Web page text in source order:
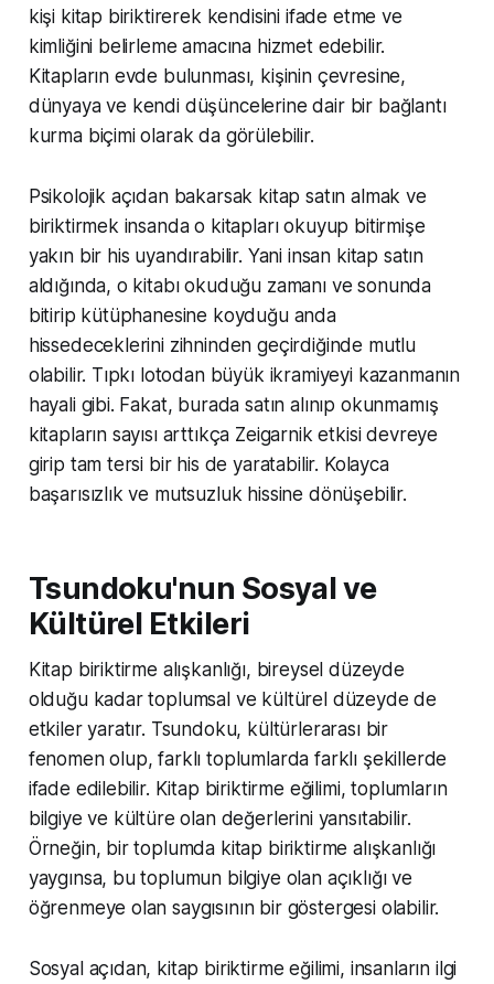
kişi kitap biriktirerek kendisini ifade etme ve
kimliğini belirleme amacına hizmet edebilir.
Kitapların evde bulunması, kişinin çevresine,
dünyaya ve kendi düşüncelerine dair bir bağlantı
kurma biçimi olarak da görülebilir.
Psikolojik açıdan bakarsak kitap satın almak ve
biriktirmek insanda o kitapları okuyup bitirmişe
yakın bir his uyandırabilir. Yani insan kitap satın
aldığında, o kitabı okuduğu zamanı ve sonunda
bitirip kütüphanesine koyduğu anda
hissedeceklerini zihninden geçirdiğinde mutlu
olabilir. Tıpkı lotodan büyük ikramiyeyi kazanmanın
hayali gibi. Fakat, burada satın alınıp okunmamış
kitapların sayısı arttıkça Zeigarnik etkisi devreye
girip tam tersi bir his de yaratabilir. Kolayca
başarısızlık ve mutsuzluk hissine dönüşebilir.
Tsundoku'nun Sosyal ve
Kültürel Etkileri
Kitap biriktirme alışkanlığı, bireysel düzeyde
olduğu kadar toplumsal ve kültürel düzeyde de
etkiler yaratır. Tsundoku, kültürlerarası bir
fenomen olup, farklı toplumlarda farklı şekillerde
ifade edilebilir. Kitap biriktirme eğilimi, toplumların
bilgiye ve kültüre olan değerlerini yansıtabilir.
Örneğin, bir toplumda kitap biriktirme alışkanlığı
yaygınsa, bu toplumun bilgiye olan açıklığı ve
öğrenmeye olan saygısının bir göstergesi olabilir.
Sosyal açıdan, kitap biriktirme eğilimi, insanların ilgi